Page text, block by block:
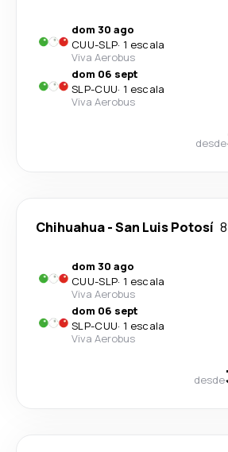
dom 30 ago
CUU-SLP· 1 escala
Viva Aerobus
dom 06 sept
SLP-CUU· 1 escala
Viva Aerobus
desde
Chihuahua-San Luis Potosí
dom 30 ago
CUU-SLP· 1 escala
Viva Aerobus
dom 06 sept
SLP-CUU· 1 escala
Viva Aerobus
desde